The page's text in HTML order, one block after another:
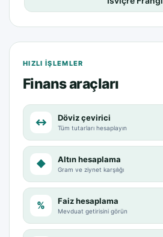
HIZLI IŞLEMLER
Finans araçları
↔ Döviz çevirici
Tüm tutarları hesaplayın
◆ Altın hesaplama
Gram ve ziynet karşılığı
% Faiz hesaplama
Mevduat getirisini görün